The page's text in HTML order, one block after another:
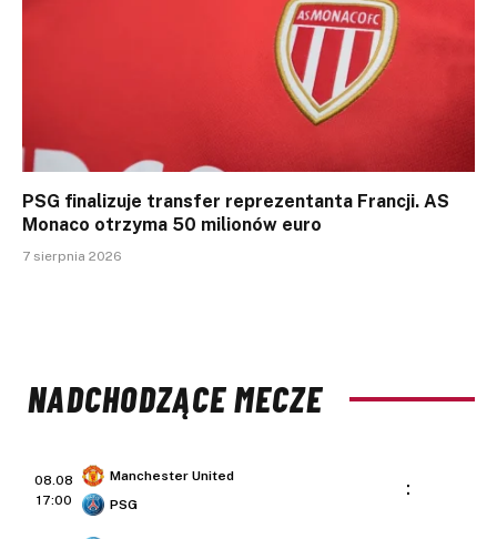
PSG finalizuje transfer reprezentanta Francji. AS
Monaco otrzyma 50 milionów euro
7 sierpnia 2026
NADCHODZĄCE MECZE
08.08
17:00
Manchester United
PSG
: